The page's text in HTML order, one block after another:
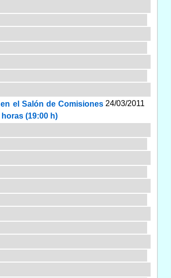
el Salón de Comisiones
(19:00 h)
24/03/2011